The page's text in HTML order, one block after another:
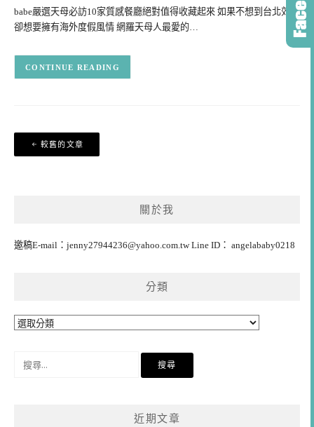
babe嚴選天母必訪10家質感餐廳絕對值得收藏起來 如果不想到台北郊區
卻想要擁有海外度假風情 網羅天母人最愛的…
CONTINUE READING
文
章
較舊的文章
關於我
邀稿E-mail： jenny27944236@yahoo.com.twLine ID： angelababy0218
分類
分
近期文章